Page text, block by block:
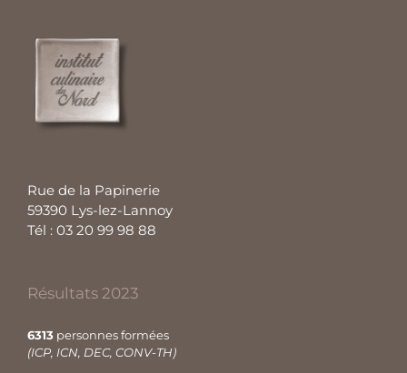
Rue de la Papinerie
59390 Lys-lez-Lannoy
Tél : 03 20 99 98 88
Résultats 2023
6313 personnes formées
(ICP, ICN, DEC, CONV-TH)